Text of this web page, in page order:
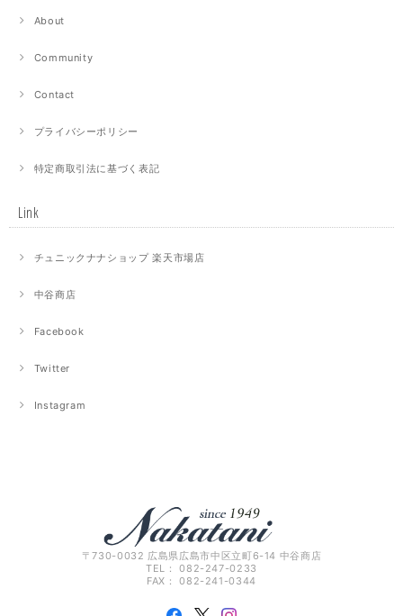
About
Community
Contact
プライバシーポリシー
特定商取引法に基づく表記
Link
チュニックナナショップ 楽天市場店
中谷商店
Facebook
Twitter
Instagram
〒730-0032 広島県広島市中区立町6-14 中谷商店
TEL： 082-247-0233
FAX： 082-241-0344